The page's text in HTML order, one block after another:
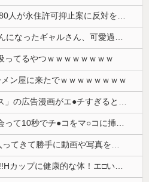
（ ´_ゝ`）外国人や市民ら約80人が永住許可抑止案に反対を訴え「選別、差別の作業」「国会審議も経ずいきなり厳格化する国に誰が来ますか！」「今す...
【画像】 35歳でおばあちゃんになったギャルさん、可愛過ぎて嫉妬不可避w w w w w w w w w w w
ってるやつｗｗｗｗｗｗｗｗ
ン屋に来たでｗｗｗｗｗｗｗｗ
【画像】 この「着圧レギンス」の広告漫画がエ●チすぎると話題に
【ガチ動画】 海水浴場で出会って10秒でチ●コをマ○コに挿入させてくれるギャル、いたｗｗｗ
避難所に土足でズカズカと入ってきて勝手に動画や写真を撮影したメディア取材陣、挙句の果てに要求してきたのは……
【動画】 国宝級に可愛いッ!!!Hカップに健康的な体！エ□い！乳首からマ●コまで見えているよ 笑